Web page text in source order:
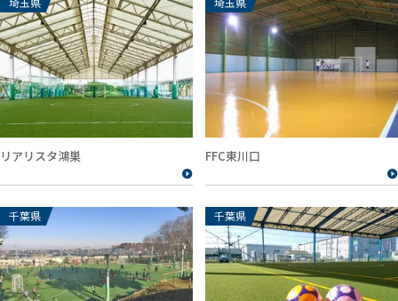
リアリスタ鴻巣 FFC東川口
千葉県 千葉県